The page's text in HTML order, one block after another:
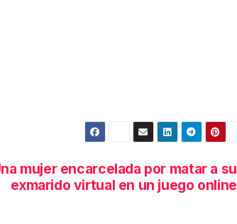
mujer encarcelada por matar a su
exmarido virtual en un juego online